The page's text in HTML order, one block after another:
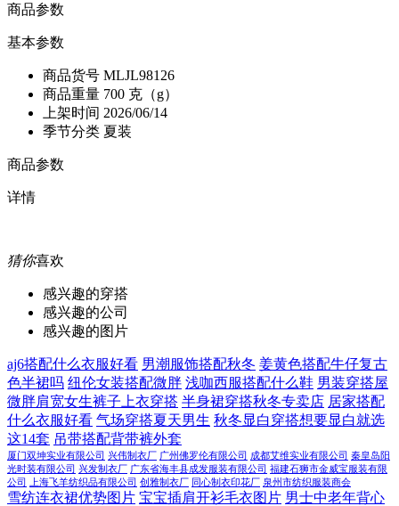
商品参数
基本参数
商品货号 MLJL98126
商品重量 700 克（g）
上架时间 2026/06/14
季节分类 夏装
商品参数
详情
猜你喜欢
感兴趣的穿搭
感兴趣的公司
感兴趣的图片
aj6搭配什么衣服好看 男潮服饰搭配秋冬 姜黄色搭配牛仔复古
色半裙吗 纽伦女装搭配微胖 浅咖西服搭配什么鞋 男装穿搭屋
微胖肩宽女生裤子上衣穿搭 半身裙穿搭秋冬专卖店 居家搭配
什么衣服好看 气场穿搭夏天男生 秋冬显白穿搭想要显白就选
这14套 吊带搭配背带裤外套
厦门双坤实业有限公司 兴伟制衣厂 广州佛罗伦有限公司 成都艾维实业有限公司 秦皇岛阳
光时装有限公司 兴发制衣厂 广东省海丰县成发服装有限公司 福建石狮市金威宝服装有限
公司
上海飞羊纺织品有限公司 创雅制衣厂 同心制衣印花厂 泉州市纺织服装商会
雪纺连衣裙优势图片 宝宝插肩开衫毛衣图片 男士中老年背心